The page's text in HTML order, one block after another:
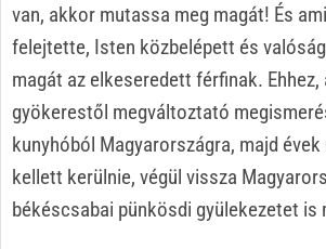
van, akkor mutassa meg magát! És
felejtette, Isten közbelépett és
magát az elkeseredett férfinak. Ehhez,
gyökerestől megváltoztató
kunyhóból Magyarországra, majd évek
kellett kerülnie, végül vissza
békéscsabai pünkösdi gyülekezetet is